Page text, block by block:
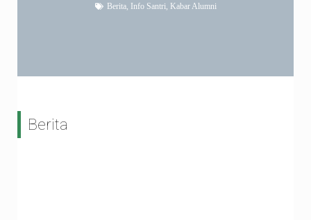
Berita, Info Santri Kabar Alumni
Berita